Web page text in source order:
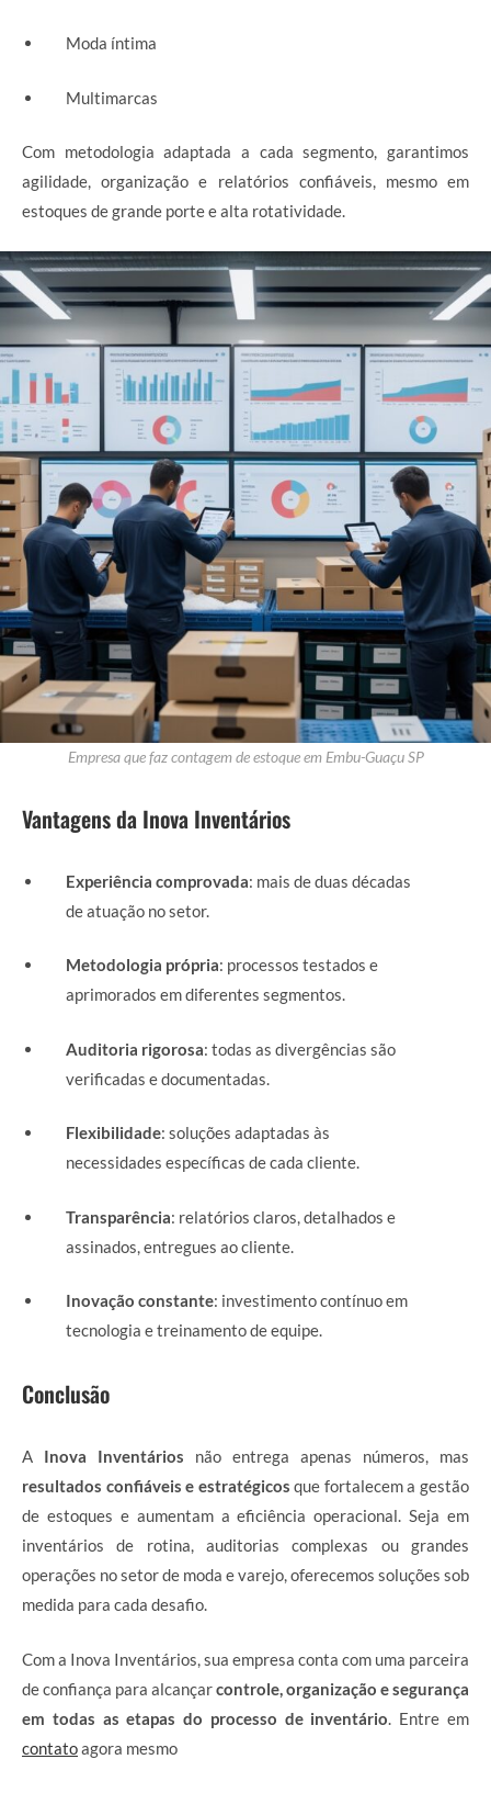
Moda íntima
Multimarcas
Com metodologia adaptada a cada segmento, garantimos
agilidade, organização e relatórios confiáveis, mesmo em
estoques de grande porte e alta rotatividade.
Empresa que faz contagem de estoque em Embu-Guaçu SP
Vantagens da Inova Inventários
Experiência comprovada: mais de duas décadas
de atuação no setor.
Metodologia própria: processos testados e
aprimorados em diferentes segmentos.
Auditoria rigorosa: todas as divergências são
verificadas e documentadas.
Flexibilidade: soluções adaptadas às
necessidades específicas de cada cliente.
Transparência: relatórios claros, detalhados e
assinados, entregues ao cliente.
Inovação constante: investimento contínuo em
tecnologia e treinamento de equipe.
Conclusão
A Inova Inventários não entrega apenas números, mas
resultados confiáveis e estratégicos que fortalecem a gestão
de estoques e aumentam a eficiência operacional. Seja em
inventários de rotina, auditorias complexas ou grandes
operações no setor de moda e varejo, oferecemos soluções sob
medida para cada desafio.
Com a Inova Inventários, sua empresa conta com uma parceira
de confiança para alcançarcontrole, organização e segurança
em todas as etapas do processo de inventário . Entre em
contatoagora mesmo